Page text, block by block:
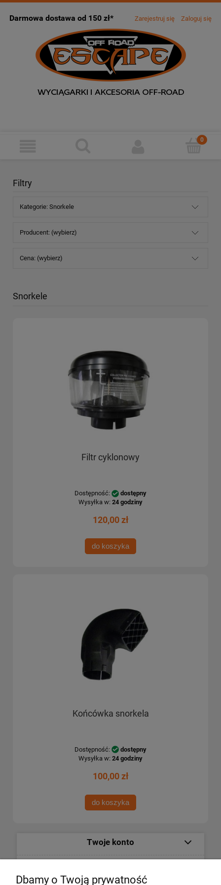
Darmowa dostawa od 150 zł* Zarejestruj się Zaloguj się
Filtry
Kategorie: Snorkele
Producent: (wybierz)
Cena: (wybierz)
Snorkele
Filtr cyklonowy
Dostępność:
dostępny
Wysyłka w: 24 godziny
120,00 zł
do koszyka
Końcówka snorkela
Dostępność:
dostępny
Wysyłka w: 24 godziny
100,00 zł
do koszyka
Twoje konto
Dbamy o Twoją prywatność